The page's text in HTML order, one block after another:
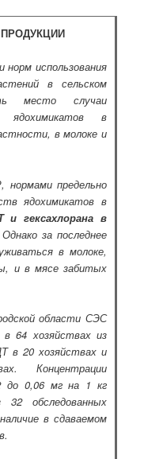
использования
в сельском
место случаи
ядохимикатов в
в молоке и
предельно
ядохимикатов в
и гексахлорана в
за последнее
в молоке,
и в мясе забитых
области СЭС
64 хозяйствах из
в 20 хозяйствах и
Концентрации
до 0,06 мг на 1 кг
обследованных
в сдаваемом